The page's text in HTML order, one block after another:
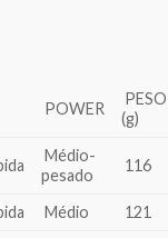
POWER
PESO
(g)
Médio-
pesado
116
Médio 121